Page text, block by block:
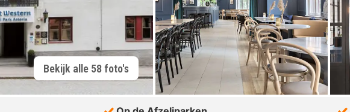
Bekijk alle 58 foto's